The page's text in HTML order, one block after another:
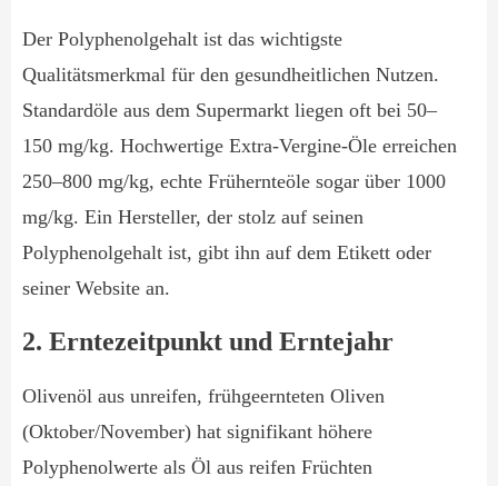
Der Polyphenolgehalt ist das wichtigste
Qualitätsmerkmal für den gesundheitlichen Nutzen.
Standardöle aus dem Supermarkt liegen oft bei 50–
150 mg/kg. Hochwertige Extra-Vergine-Öle erreichen
250–800 mg/kg, echte Frühernteöle sogar über 1000
mg/kg. Ein Hersteller, der stolz auf seinen
Polyphenolgehalt ist, gibt ihn auf dem Etikett oder
seiner Website an.
2. Erntezeitpunkt und Erntejahr
Olivenöl aus unreifen, frühgeernteten Oliven
(Oktober/November) hat signifikant höhere
Polyphenolwerte als Öl aus reifen Früchten